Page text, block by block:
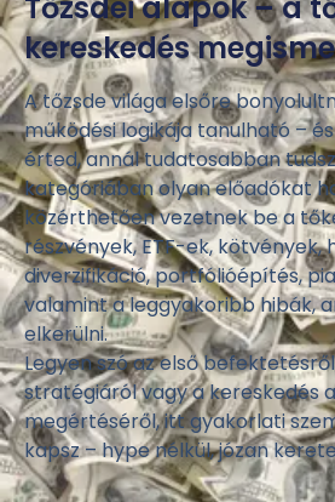
Tőzsdei alapok – a
kereskedés
A tőzsde világa elsőre
működési logikája tanulható –
érted, annál tudatosabban
kategóriában olyan előadókat
közérthetően vezetnek be a
részvények, ETF-ek, kötvények,
diverzifikáció, portfólióépítés,
valamint a leggyakoribb hibák,
elkerülni.
Legyen szó az első
stratégiáról vagy a kereskedés
megértéséről, itt gyakorlati
kapsz – hype nélkül, józan